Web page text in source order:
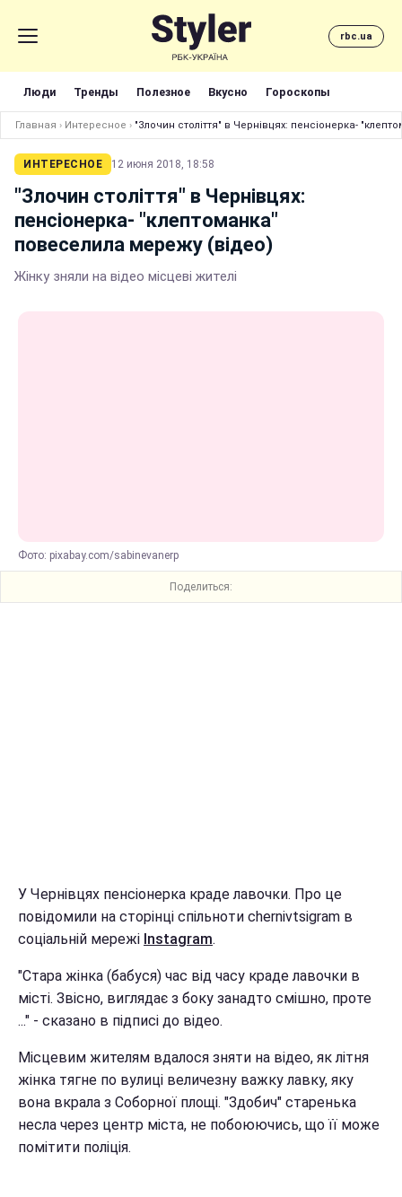
rbc.ua
Люди Тренды Полезное Вкусно Гороскопы
Главная › Интересное › "Злочин століття" в Чернівцях: пенсіонерка-
ИНТЕРЕСНОЕ 12 июня 2018, 18:58
"Злочин століття" в Чернівцях:
пенсіонерка- "клептоманка"
повеселила мережу (відео)
Жінку зняли на відео місцеві жителі
Фото: pixabay.com/sabinevanerp
Поделиться:
У Чернівцях пенсіонерка краде лавочки. Про це
повідомили на сторінці спільноти chernivtsigram в
соціальній мережі Instagram.
"Стара жінка (бабуся) час від часу краде лавочки в
місті. Звісно, виглядає з боку занадто смішно, проте
..." - сказано в підписі до відео.
Місцевим жителям вдалося зняти на відео, як літня
жінка тягне по вулиці величезну важку лавку, яку
вона вкрала з Соборної площі. "Здобич" старенька
несла через центр міста, не побоюючись, що її може
помітити поліція.